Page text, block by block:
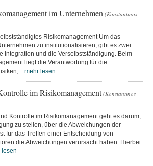
im Unternehmen (Konstantinos
Risikomanagement Um das
zu institutionalisieren, gibt es zwei
Integration und die Verselbstständigung. Beim
liegt die Verantwortung für die
mehr lesen
im Risikomanagement (Konstantinos
Kontrolle im Risikomanagement geht es darum,
zu stellen, über die Abweichungen der
für das Treffen einer Entscheidung von
die Abweichungen verursacht haben. Hierbei
lesen